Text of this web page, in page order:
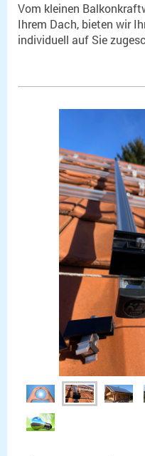
Vom kleinen
Ihrem Dach, bieten wir
individuell auf Sie